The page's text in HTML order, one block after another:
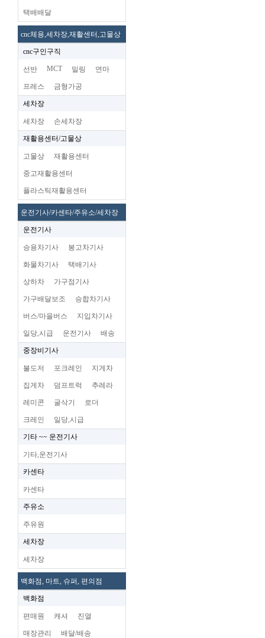
택배배달
cnc체용,세차장,재활센터,고물상
cnc구인구직
선반 MCT 밀링 연마
프레스 금형가공
세차장
세차장 손세차장
재활용센터/고물상
고물상 재활용센터
중고재활용센터
플라스틱재활용센터
운전기사/카센타/주유소/세차장
운전기사
승용차기사 봉고차기사
화물차기사 택배기사
상하차 가구점기사
가구배달보조 승합차기사
버스/마을버스 지입차기사
일당,시급 운전기사 배송
중장비기사
불도저 포크레인 지게차
집게차 덤프트럭 추레라
레미콘 굴삭기 로더
크레인 일당,시급
기타 ~~ 운전기사
기타,운전기사
카센타
카센타
주유소
주유원
세차장
세차장
백화점, 마트, 슈퍼, 편의점
백화점
편매원 캐셔 진열
매장관리 배달/배송